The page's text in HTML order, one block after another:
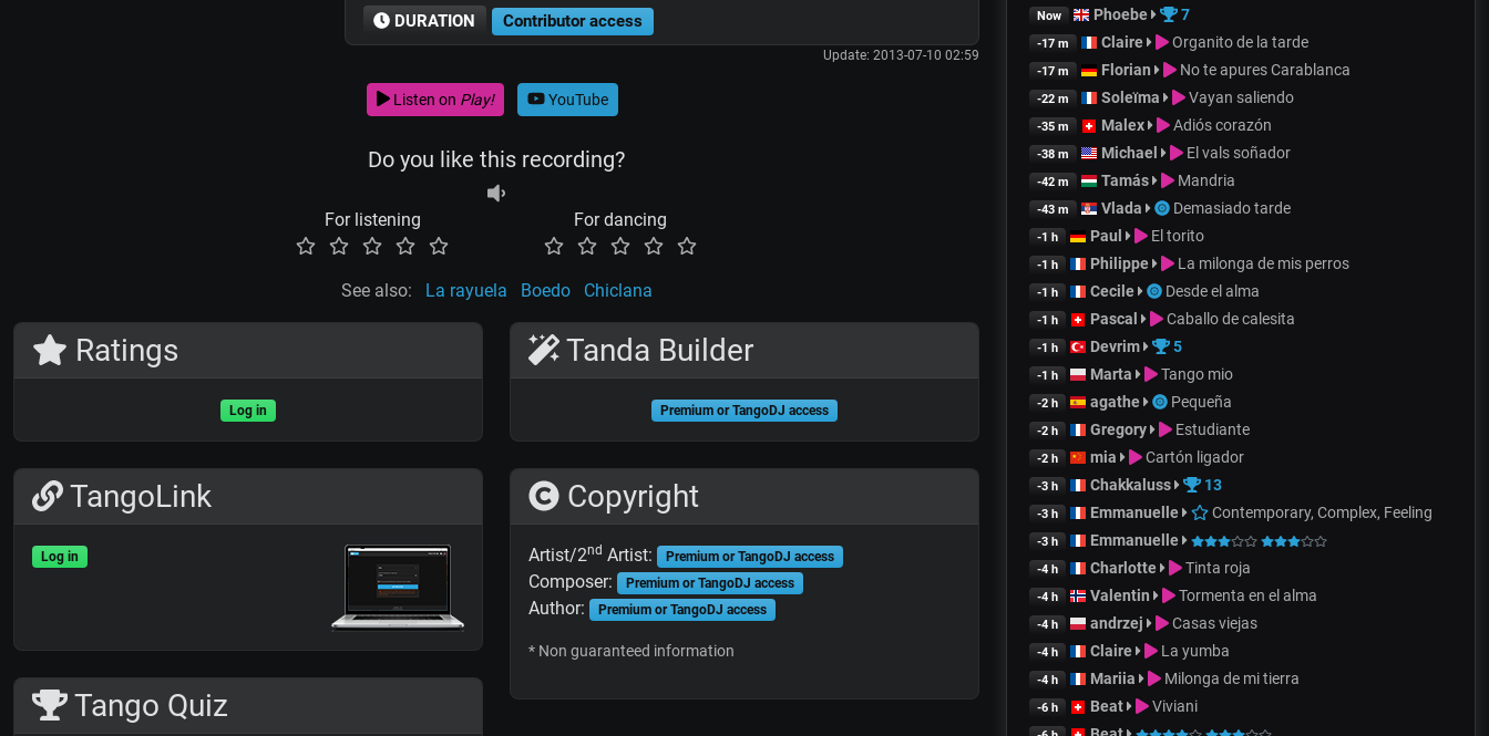
DURATION Contributor access
Update: 2013-07-10 02:59
Listen on Play! YouTube
Do you like this recording?
For listening For dancing
See also: La rayuela Boedo Chiclana
Ratings
Log in
TangoLink
Log in
Tango Quiz
Tanda Builder
Premium or TangoDJ access
Copyright
Artist/2nd Artist: Premium or TangoDJ access
Composer: Premium or TangoDJ access
Author: Premium or TangoDJ access
* Non guaranteed information
Now Phoebe 7
-17 m Claire Organito de la tarde
-17 m Florian No te apures Carablanca
-22 m Soleïma Vayan saliendo
-35 m Malex Adiós corazón
-38 m Michael El vals soñador
-42 m Tamás Mandria
-43 m Vlada Demasiado tarde
-1 h Paul El torito
-1 h Philippe La milonga de mis perros
-1 h Cecile Desde el alma
-1 h Pascal Caballo de calesita
-1 h Devrim 5
-1 h Marta Tango mio
-2 h agathe Pequeña
-2 h Gregory Estudiante
-2 h mia Cartón ligador
-3 h Chakkaluss 13
-3 h Emmanuelle Contemporary, Complex, Feeling
-3 h Emmanuelle
-4 h Charlotte Tinta roja
-4 h Valentin Tormenta en el alma
-4 h andrzej Casas viejas
-4 h Claire La yumba
-4 h Mariia Milonga de mi tierra
-6 h Beat Viviani